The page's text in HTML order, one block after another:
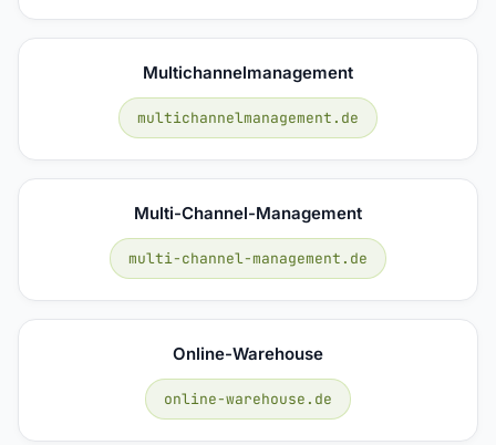
Multichannelmanagement
multichannelmanagement.de
Multi-Channel-Management
multi-channel-management.de
Online-Warehouse
online-warehouse.de